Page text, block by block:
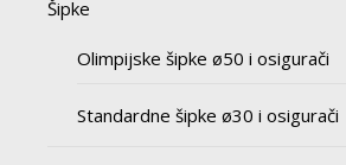
Šipke
Olimpijske šipke ø50 i osigurači
Standardne šipke ø30 i osigurači